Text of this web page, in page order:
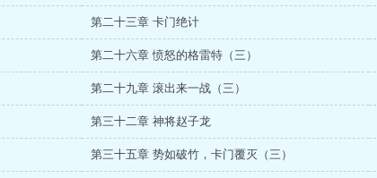
第二十三章 卡门绝计
第二十六章 愤怒的格雷特（三）
第二十九章 滚出来一战（三）
第三十二章 神将赵子龙
第三十五章 势如破竹，卡门覆灭（三）